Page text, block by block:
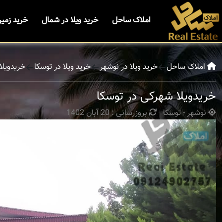
املاک ساحل خرید ویلا در شمال خرید
املاک ساحل خرید ویلا در نوشهر خرید ویلا در توسکا
خریدویلا شهرکی در توسکا
نوشهر - توسکا بروزرسانی : 20 آبان 1402